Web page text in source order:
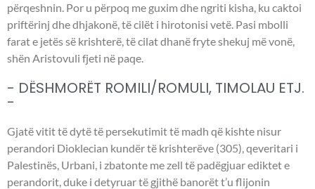
përqeshnin. Por u përpoq me guxim dhe ngriti kisha, ku caktoi
priftërinj dhe dhjakonë, të cilët i hirotonisi vetë. Pasi mbolli
farat e jetës së krishterë, të cilat dhanë fryte shekuj më vonë,
shën Aristovuli fjeti në paqe.
- DËSHMORËT ROMILI/ROMULI, TIMOLAU ETJ.
-
Gjatë vitit të dytë të persekutimit të madh që kishte nisur
perandori Dioklecian kundër të krishterëve (305), qeveritari i
Palestinës, Urbani, i zbatonte me zell të padëgjuar ediktet e
perandorit, duke i detyruar të gjithë banorët t’u flijonin